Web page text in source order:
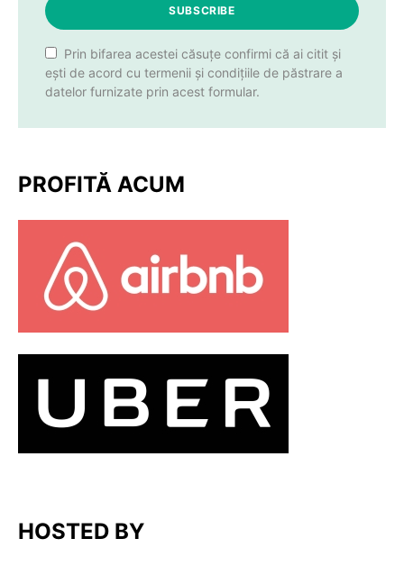
SUBSCRIBE
Prin bifarea acestei căsuțe confirmi că ai citit și
ești de acord cu termenii și condițiile de păstrare a
datelor furnizate prin acest formular.
PROFITĂ ACUM
HOSTED BY